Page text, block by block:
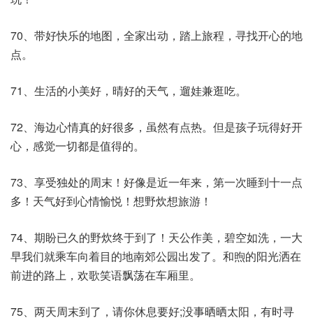
70、带好快乐的地图，全家出动，踏上旅程，寻找开心的地
点。
71、生活的小美好，晴好的天气，遛娃兼逛吃。
72、海边心情真的好很多，虽然有点热。但是孩子玩得好开
心，感觉一切都是值得的。
73、享受独处的周末！好像是近一年来，第一次睡到十一点
多！天气好到心情愉悦！想野炊想旅游！
74、期盼已久的野炊终于到了！天公作美，碧空如洗，一大
早我们就乘车向着目的地南郊公园出发了。和煦的阳光洒在
前进的路上，欢歌笑语飘荡在车厢里。
75、两天周末到了，请你休息要好;没事晒晒太阳，有时寻